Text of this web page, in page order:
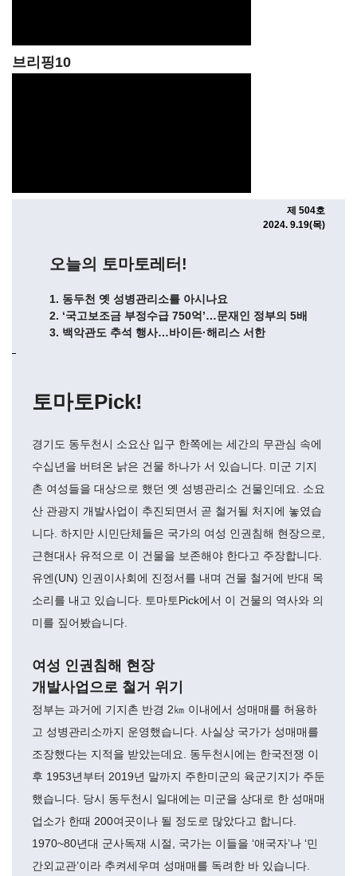
브리핑10
제 504호
2024. 9.19(목)
오늘의 토마토레터!
1. 동두천 옛 성병관리소를 아시나요
2. ‘국고보조금 부정수급 750억’…문재인 정부의 5배
3. 백악관도 추석 행사…바이든·해리스 서한
토마토Pick!
경기도 동두천시 소요산 입구 한쪽에는 세간의 무관심 속에
수십년을 버텨온 낡은 건물 하나가 서 있습니다. 미군 기지
촌 여성들을 대상으로 했던 옛 성병관리소 건물인데요. 소요
산 관광지 개발사업이 추진되면서 곧 철거될 처지에 놓였습
니다. 하지만 시민단체들은 국가의 여성 인권침해 현장으로,
근현대사 유적으로 이 건물을 보존해야 한다고 주장합니다.
유엔(UN) 인권이사회에 진정서를 내며 건물 철거에 반대 목
소리를 내고 있습니다. 토마토Pick에서 이 건물의 역사와 의
미를 짚어봤습니다.
여성 인권침해 현장
개발사업으로 철거 위기
정부는 과거에 기지촌 반경 2㎞ 이내에서 성매매를 허용하
고 성병관리소까지 운영했습니다. 사실상 국가가 성매매를
조장했다는 지적을 받았는데요. 동두천시에는 한국전쟁 이
후 1953년부터 2019년 말까지 주한미군의 육군기지가 주둔
했습니다. 당시 동두천시 일대에는 미군을 상대로 한 성매매
업소가 한때 200여곳이나 될 정도로 많았다고 합니다.
1970~80년대 군사독재 시절, 국가는 이들을 ‘애국자’나 ‘민
간외교관’이라 추켜세우며 성매매를 독려한 바 있습니다.